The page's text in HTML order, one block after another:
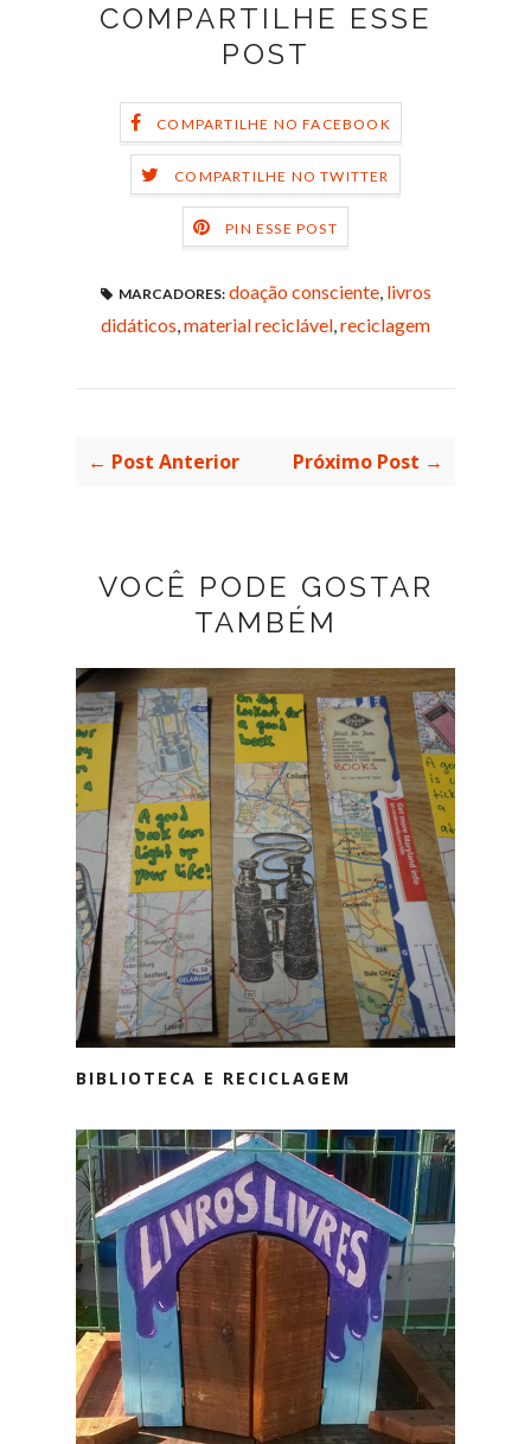
COMPARTILHE ESSE
POST
COMPARTILHE NO FACEBOOK
COMPARTILHE NO TWITTER
PIN ESSE POST
MARCADORES: doação consciente, livros
didáticos,material reciclável,reciclagem
← Post Anterior Próximo Post →
VOCÊ PODE GOSTAR
TAMBÉM
BIBLIOTECA E RECICLAGEM